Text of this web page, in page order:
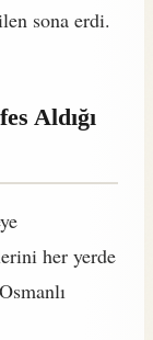
sona erdi.
Aldığı
her yerde